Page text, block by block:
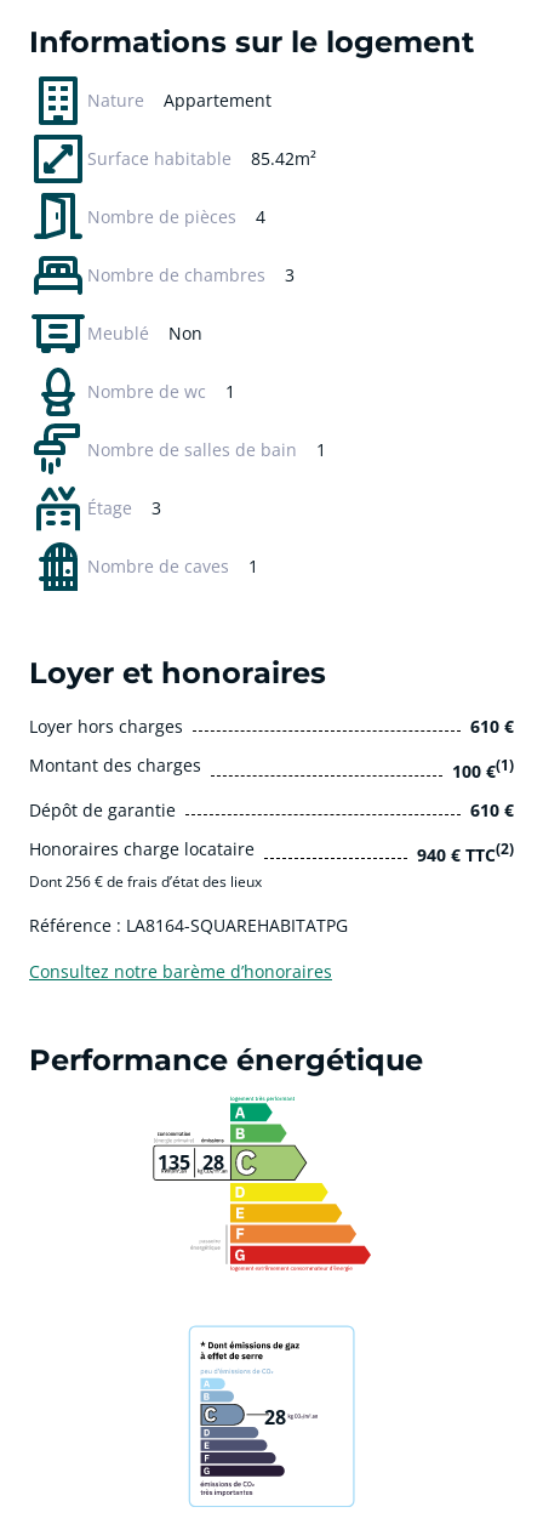
Informations sur le logement
Nature Appartement
Surface habitable 85.42m²
Nombre de pièces 4
Nombre de chambres 3
Meublé Non
Nombre de wc 1
Nombre de salles de bain 1
Étage 3
Nombre de caves 1
Loyer et honoraires
Loyer hors charges
610 €
Montant des charges
100 €(1)
Dépôt de garantie
610 €
Honoraires charge locataire
940 € TTC(2)
Dont 256 € de frais d’état des lieux
Référence : LA8164-SQUAREHABITATPG
Consultez notre barème d’honoraires
Performance énergétique
135 28
28